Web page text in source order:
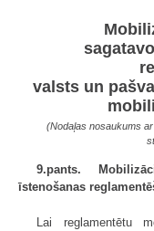
valsts un
(Nodaļas nosaukums
9.pants.
īstenošanas
Lai reglamentētu